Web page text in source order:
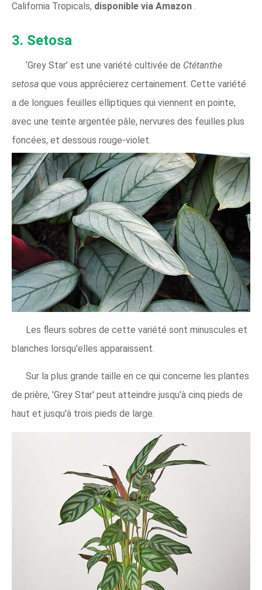
California Tropicals, disponible via Amazon .
3. Setosa
‘Grey Star’ est une variété cultivée de Ctétanthe
setosa que vous apprécierez certainement. Cette variété
a de longues feuilles elliptiques qui viennent en pointe,
avec une teinte argentée pâle, nervures des feuilles plus
foncées, et dessous rouge-violet.
Les fleurs sobres de cette variété sont minuscules et
blanches lorsqu'elles apparaissent.
Sur la plus grande taille en ce qui concerne les plantes
de prière, 'Grey Star' peut atteindre jusqu'à cinq pieds de
haut et jusqu'à trois pieds de large.